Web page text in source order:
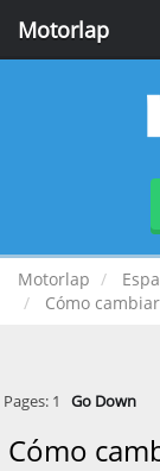
Motorlap
Motorlap
Cómo
Pages: 1 Go Down
Cómo